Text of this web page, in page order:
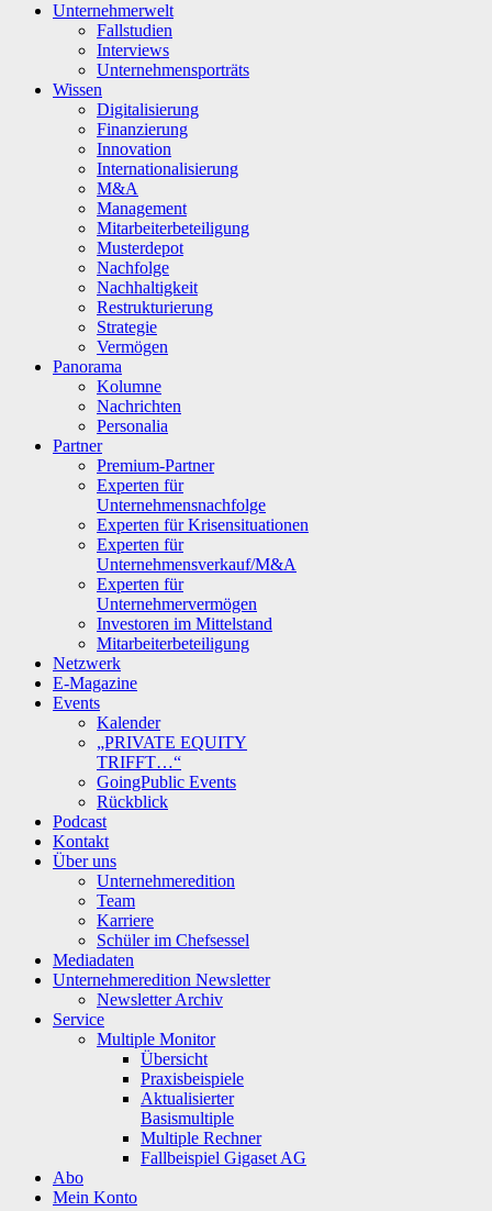
Unternehmerwelt
Fallstudien
Interviews
Unternehmensporträts
Wissen
Digitalisierung
Finanzierung
Innovation
Internationalisierung
M&A
Management
Mitarbeiterbeteiligung
Musterdepot
Nachfolge
Nachhaltigkeit
Restrukturierung
Strategie
Vermögen
Panorama
Kolumne
Nachrichten
Personalia
Partner
Premium-Partner
Experten für
Unternehmensnachfolge
Experten für Krisensituationen
Experten für
Unternehmensverkauf/M&A
Experten für
Unternehmervermögen
Investoren im Mittelstand
Mitarbeiterbeteiligung
Netzwerk
E-Magazine
Events
Kalender
„PRIVATE EQUITY
TRIFFT…“
GoingPublic Events
Rückblick
Podcast
Kontakt
Über uns
Unternehmeredition
Team
Karriere
Schüler im Chefsessel
Mediadaten
Unternehmeredition Newsletter
Newsletter Archiv
Service
Multiple Monitor
Übersicht
Praxisbeispiele
Aktualisierter
Basismultiple
Multiple Rechner
Fallbeispiel Gigaset AG
Abo
Mein Konto